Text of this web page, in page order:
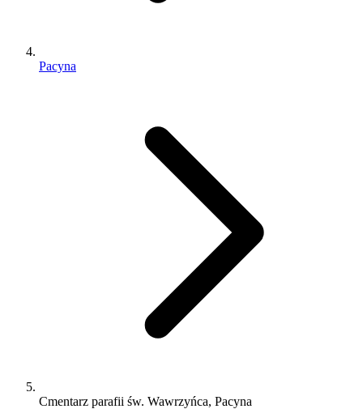
Pacyna
Cmentarz parafii św. Wawrzyńca, Pacyna